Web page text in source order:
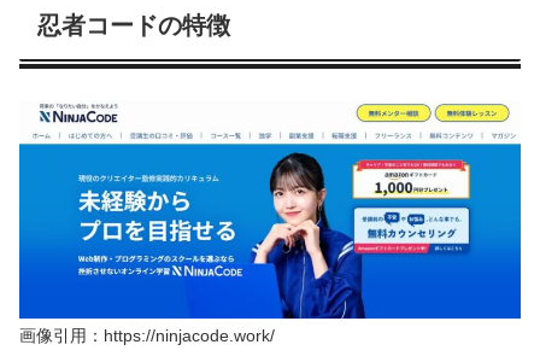
忍者コードの特徴
画像引用：https://ninjacode.work/